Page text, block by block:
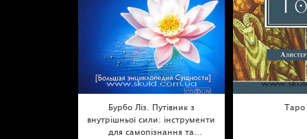
Бурбо Ліз. Путівник з
внутрішньої сили: інструменти
для самопізнання та
Таро